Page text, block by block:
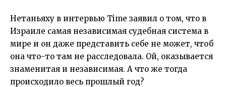
Нетаньяху в интервью Time заявил о том, что в
Израиле самая независимая судебная система в
мире и он даже представить себе не может, чтоб
она что-то там не расследовала. Ой, оказывается
знаменитая и независимая. А что же тогда
происходило весь прошлый год?